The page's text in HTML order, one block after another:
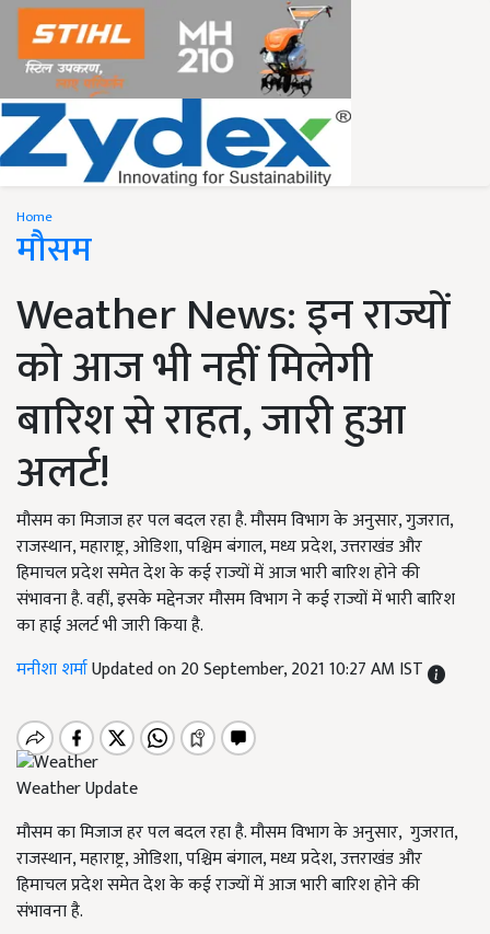
Home
मौसम
Weather News: इन राज्यों
को आज भी नहीं मिलेगी
बारिश से राहत, जारी हुआ
अलर्ट!
मौसम का मिजाज हर पल बदल रहा है. मौसम विभाग के अनुसार, गुजरात,
राजस्थान, महाराष्ट्र, ओडिशा, पश्चिम बंगाल, मध्य प्रदेश, उत्तराखंड और
हिमाचल प्रदेश समेत देश के कई राज्यों में आज भारी बारिश होने की
संभावना है. वहीं, इसके मद्देनजर मौसम विभाग ने कई राज्यों में भारी बारिश
का हाई अलर्ट भी जारी किया है.
मनीशा शर्माUpdated on 20 September, 2021 10:27 AM IST
Weather Update
मौसम का मिजाज हर पल बदल रहा है. मौसम विभाग के अनुसार, गुजरात,
राजस्थान, महाराष्ट्र, ओडिशा, पश्चिम बंगाल, मध्य प्रदेश, उत्तराखंड और
हिमाचल प्रदेश समेत देश के कई राज्यों में आज भारी बारिश होने की
संभावना है.